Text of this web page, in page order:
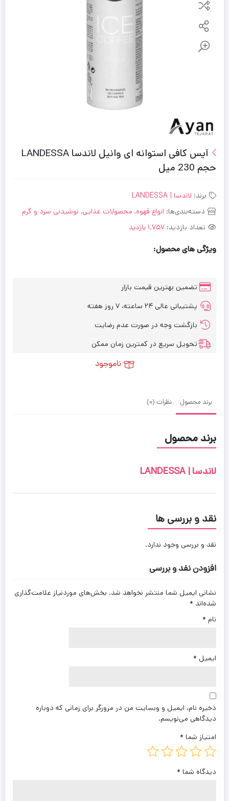
آیس کافی استوانه ای وانیل لاندسا LANDESSA
حجم 230 میل
برند: لاندسا | LANDESSA
دسته‌بندی‌ها: انواع قهوه, محصولات غذایی, نوشیدنی سرد و گرم
تعداد بازدید: 1,757 بازدید
ویژگی های محصول:
تضمین بهترین قیمت بازار
پشتیبانی عالی ۲۴ ساعته، ۷ روز هفته
بازگشت وجه در صورت عدم رضایت
تحویل سریع در کمترین زمان ممکن
ناموجود
برند محصول نظرات (0)
برند محصول
لاندسا | LANDESSA
نقد و بررسی ها
نقد و بررسی وجود ندارد.
افزودن نفد و بررسی
نشانی ایمیل شما منتشر نخواهد شد. بخش‌های موردنیاز علامت‌گذاری
شده‌اند *
نام *
ایمیل *
ذخیره نام، ایمیل و وبسایت من در مرورگر برای زمانی که دوباره
دیدگاهی می‌نویسم.
امتیاز شما *
دیدگاه شما *